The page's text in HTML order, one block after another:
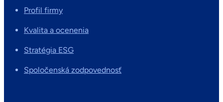
Profil firmy
Kvalita a ocenenia
Stratégia ESG
Spoločenská zodpovednosť